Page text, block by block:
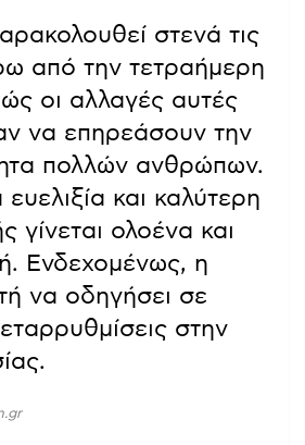
στενά τις
από την τετραήμερη
οι αλλαγές αυτές
να επηρεάσουν την
πολλών ανθρώπων.
και καλύτερη
γίνεται ολοένα και
Ενδεχομένως, η
να οδηγήσει σε
στην